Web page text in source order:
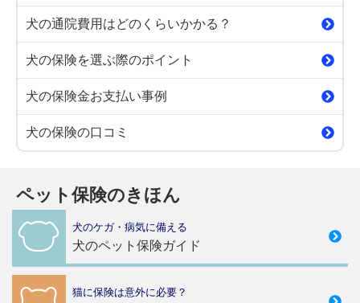
犬の通院費用はどのくらいかかる？
犬の保険を選ぶ際のポイント
犬の保険金お支払い事例
犬の保険の口コミ
ペット保険のきほん
犬のケガ・病気に備える
犬のペット保険ガイド
猫に保険は意外に必要？